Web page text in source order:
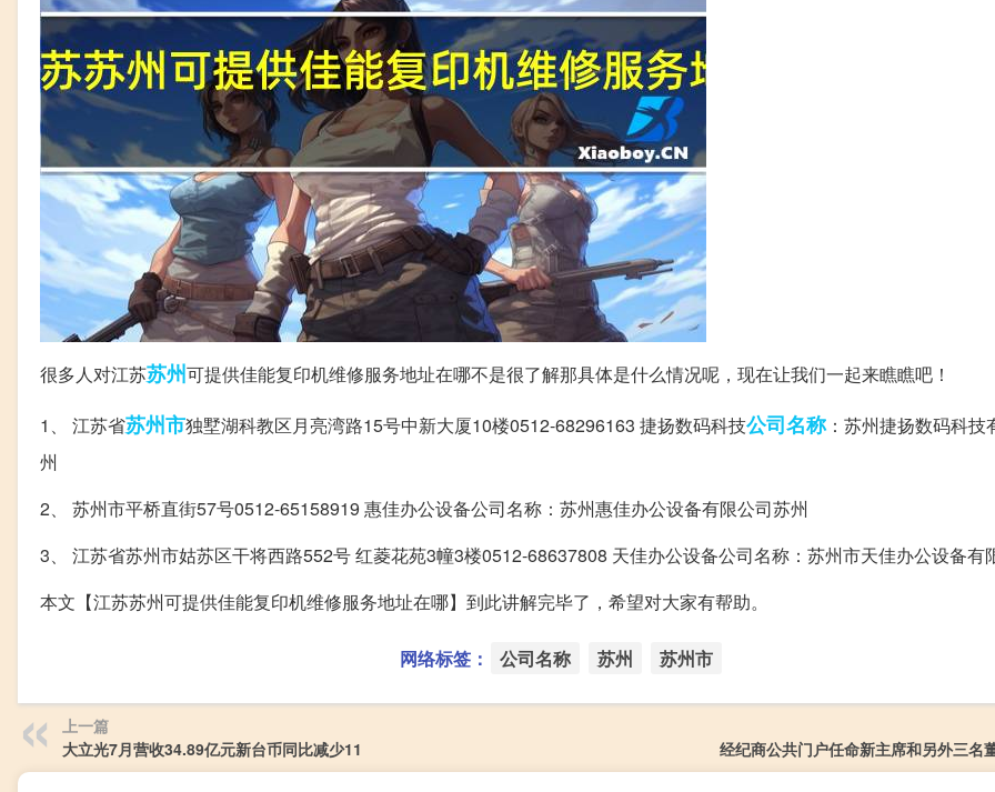
很多人对江苏苏州可提供佳能复印机维修服务地址在哪不是很了解那具体是什么情况呢，现在让我们一起来瞧瞧吧！
1、 江苏省苏州市独墅湖科教区月亮湾路15号中新大厦10楼0512-68296163 捷扬数码科技公司名称：苏州捷扬数码科技
州
2、 苏州市平桥直街57号0512-65158919 惠佳办公设备公司名称：苏州惠佳办公设备有限公司苏州
3、 江苏省苏州市姑苏区干将西路552号 红菱花苑3幢3楼0512-68637808 天佳办公设备公司名称：苏州市天佳办公设备有
本文【江苏苏州可提供佳能复印机维修服务地址在哪】到此讲解完毕了，希望对大家有帮助。
网络标签： 公司名称 苏州 苏州市
上一篇
大立光7月营收34.89亿元新台币同比减少11
经纪商公共门户任命新主席和另外三名